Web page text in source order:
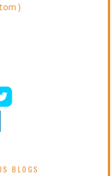
)
BLOGS